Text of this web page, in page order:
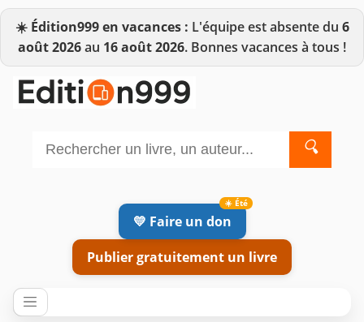
☀️ Édition999 en vacances : L'équipe est absente du 6
août 2026au 16 août 2026. Bonnes vacances à tous !
🔍
💛 Faire un don
Publier gratuitement un livre